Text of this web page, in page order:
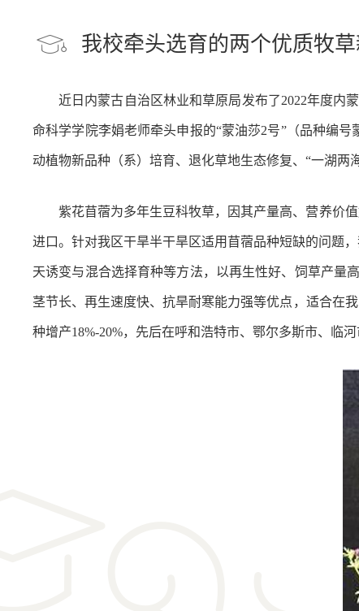
我校牵头选育的两个优质牧
近日内蒙古自治区林业和草原局发布了2022年度内
命科学学院李娟老师牵头申报的“蒙油莎2号”（品种编号
动植物新品种（系）培育、退化草地生态修复、“一湖两
紫花苜蓿为多年生豆科牧草，因其产量高、营养价值
进口。针对我区干旱半干旱区适用苜蓿品种短缺的问题
天诱变与混合选择育种等方法，以再生性好、饲草产量
茎节长、再生速度快、抗旱耐寒能力强等优点，适合在
种增产18%-20%，先后在呼和浩特市、鄂尔多斯市、临河